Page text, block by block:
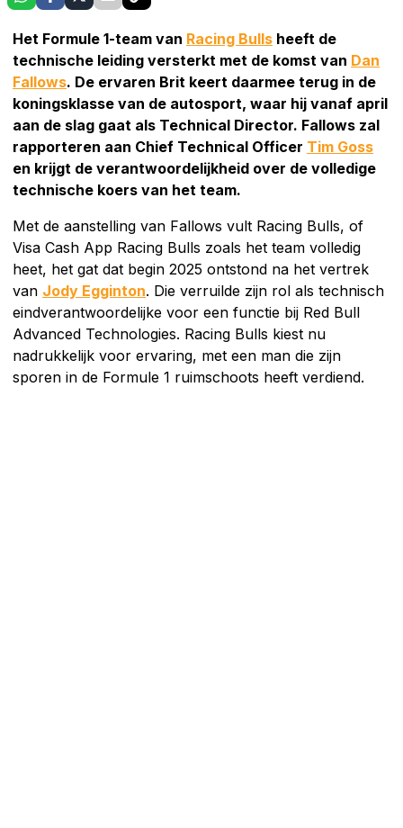
Het Formule 1-team van Racing Bulls heeft de
technische leiding versterkt met de komst van Dan
Fallows. De ervaren Brit keert daarmee terug in de
koningsklasse van de autosport, waar hij vanaf april
aan de slag gaat als Technical Director. Fallows zal
rapporteren aan Chief Technical Officer Tim Goss
en krijgt de verantwoordelijkheid over de volledige
technische koers van het team.
Met de aanstelling van Fallows vult Racing Bulls, of
Visa Cash App Racing Bulls zoals het team volledig
heet, het gat dat begin 2025 ontstond na het vertrek
van Jody Egginton. Die verruilde zijn rol als technisch
eindverantwoordelijke voor een functie bij Red Bull
Advanced Technologies. Racing Bulls kiest nu
nadrukkelijk voor ervaring, met een man die zijn
sporen in de Formule 1 ruimschoots heeft verdiend.